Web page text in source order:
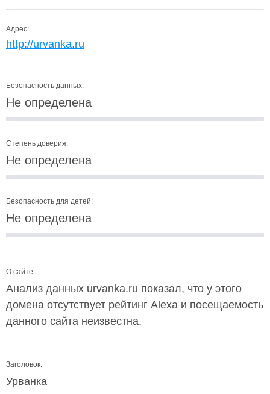
Адрес:
http://urvanka.ru
Безопасность данных:
Не определена
Степень доверия:
Не определена
Безопасность для детей:
Не определена
О сайте:
Анализ данных urvanka.ru показал, что у этого
домена отсутствует рейтинг Alexa и посещаемость
данного сайта неизвестна.
Заголовок:
Урванка